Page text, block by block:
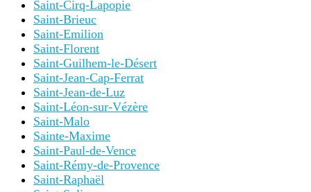
Saint-Cirq-Lapopie
Saint-Brieuc
Saint-Emilion
Saint-Florent
Saint-Guilhem-le-Désert
Saint-Jean-Cap-Ferrat
Saint-Jean-de-Luz
Saint-Léon-sur-Vézère
Saint-Malo
Sainte-Maxime
Saint-Paul-de-Vence
Saint-Rémy-de-Provence
Saint-Raphaël